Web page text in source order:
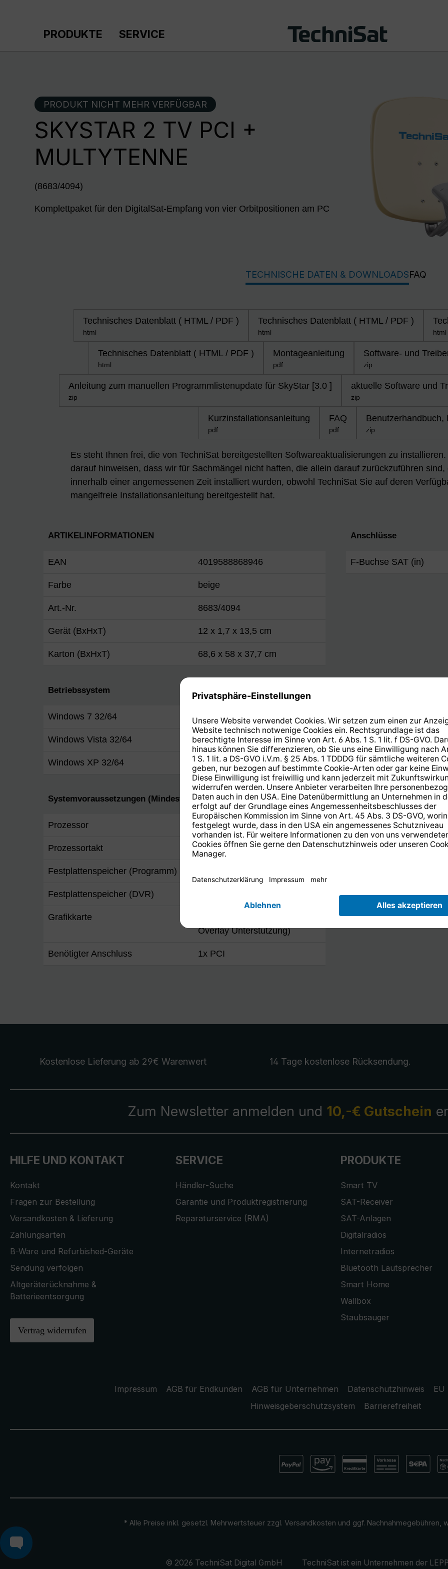
PRODUKTE SERVICE
PRODUKT NICHT MEHR VERFÜGBAR
SKYSTAR 2 TV PCI +
MULTYTENNE
(8683/4094)
Komplettpaket für den DigitalSat-Empfang von vier Orbitpositionen am PC
TECHNISCHE DATEN & DOWNLOADSFAQ
Technisches Datenblatt ( HTML / PDF )
html
Technisches Datenblatt ( HTML / PDF )
html html
Technisches Datenblatt ( HTML / PDF )
html
Montageanleitung
pdf
Software- und
zip
Anleitung zum manuellen Programmlistenupdate für SkyStar [3.0 ]
zip
aktuelle Software und
zip
Kurzinstallationsanleitung
pdf
FAQ
pdf
Benutzerhandbuch,
zip
Es steht Ihnen frei, die von TechniSat bereitgestellten Softwareaktualisierungen zu
darauf hinweisen, dass wir für Sachmängel nicht haften, die allein darauf zurückzuführen
innerhalb einer angemessenen Zeit installiert wurden, obwohl TechniSat Sie auf deren
mangelfreie Installationsanleitung bereitgestellt hat.
ARTIKELINFORMATIONEN
EAN 4019588868946
Farbe beige
Art.-Nr. 8683/4094
Gerät (BxHxT) 12 x 1,7 x 13,5 cm
Karton (BxHxT) 68,6 x 58 x 37,7 cm
Anschlüsse
F-Buchse SAT (in)
Betriebssystem
Windows 7 32/64 Ja
Windows Vista 32/64 Ja
Windows XP 32/64 Ja
TECHNIROUTER ready
Systemvoraussetzungen (Mindestanforderung)
Prozessor Pentium III
Prozessortakt 0,7 GHz
Festplattenspeicher (Programm)
Festplattenspeicher (DVR)
Grafikkarte
Overlay Unterstützung)
Benötigter Anschluss 1x PCI
Kostenlose Lieferung ab 29€ Warenwert 14 Tage kostenlose Rücksendung.
Zum Newsletter anmelden und 10,-€ Gutschein
HILFE UND KONTAKT
Kontakt
Fragen zur Bestellung
Versandkosten & Lieferung
Zahlungsarten
B-Ware und Refurbished-Geräte
Sendung verfolgen
Altgeräterücknahme &
Batterieentsorgung
Vertrag widerrufen
SERVICE
Händler-Suche
Garantie und Produktregistrierung
Reparaturservice (RMA)
PRODUKTE
Smart TV
SAT-Receiver
SAT-Anlagen
Digitalradios
Internetradios
Bluetooth Lautsprecher
Smart Home
Wallbox
Staubsauger
Impressum AGB für Endkunden AGB für Unternehmen Datenschutzhinweis
Hinweisgeberschutzsystem
Barrierefreiheit
* Alle Preise inkl. gesetzl. Mehrwertsteuer zzgl. Versandkosten und ggf. Nachnahmegebühren,
© 2026 TechniSat Digital GmbH TechniSat ist ein Unternehmen der